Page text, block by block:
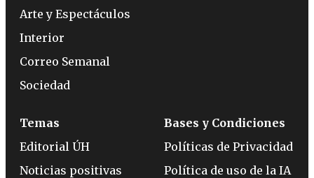
Arte y Espectáculos
Interior
Correo Semanal
Sociedad
Temas
Editorial ÚH
Noticias positivas
Bases y Condiciones
Políticas de Privacidad
Política de uso de la IA